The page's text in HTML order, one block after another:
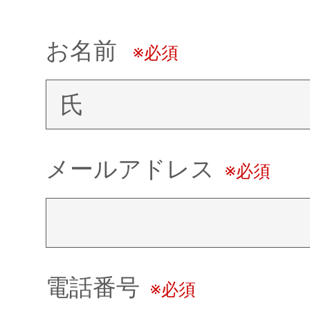
お名前 ※必須
メールアドレス ※必須
電話番号 ※必須